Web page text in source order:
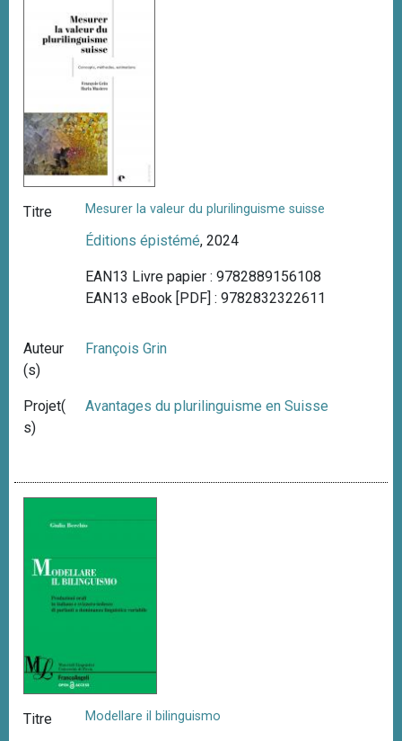
Titre Mesurer la valeur du plurilinguisme suisse
Éditions épistémé, 2024
EAN13 Livre papier : 9782889156108
EAN13 eBook [PDF] : 9782832322611
Auteur
(s)
François Grin
Projet(
s)
Avantages du plurilinguisme en Suisse
Titre Modellare il bilinguismo